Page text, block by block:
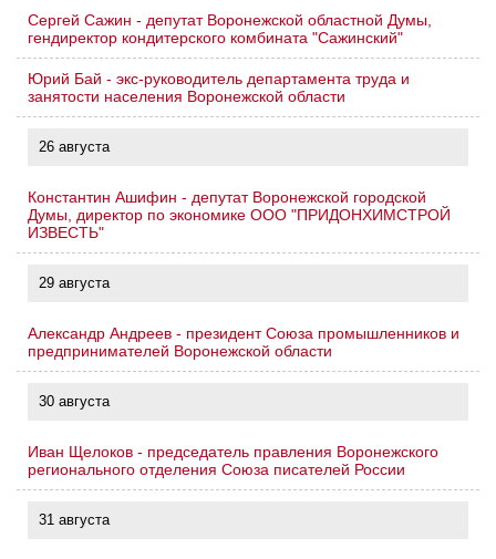
Сергей Сажин - депутат Воронежской областной Думы,
гендиректор кондитерского комбината "Сажинский"
Юрий Бай - экс-руководитель департамента труда и
занятости населения Воронежской области
26 августа
Константин Ашифин - депутат Воронежской городской
Думы, директор по экономике ООО "ПРИДОНХИМСТРОЙ
ИЗВЕСТЬ"
29 августа
Александр Андреев - президент Союза промышленников и
предпринимателей Воронежской области
30 августа
Иван Щелоков - председатель правления Воронежского
регионального отделения Союза писателей России
31 августа